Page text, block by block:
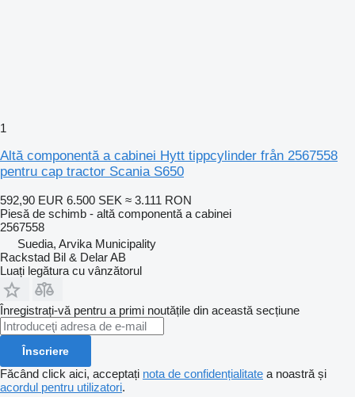
1
Altă componentă a cabinei Hytt tippcylinder från 2567558
pentru cap tractor Scania S650
592,90 EUR 6.500 SEK ≈ 3.111 RON
Piesă de schimb - altă componentă a cabinei
2567558
Suedia, Arvika Municipality
Rackstad Bil & Delar AB
Luați legătura cu vânzătorul
Înregistrați-vă pentru a primi noutățile din această secțiune
Înscriere
Făcând click aici, acceptați nota de confidențialitate a noastră și
acordul pentru utilizatori.